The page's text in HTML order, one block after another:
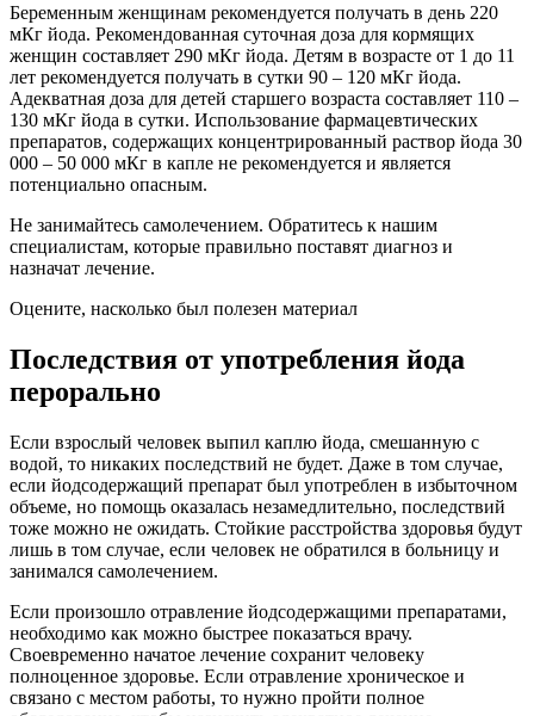
Беременным женщинам рекомендуется получать в день 220
мКг йода. Рекомендованная суточная доза для кормящих
женщин составляет 290 мКг йода. Детям в возрасте от 1 до 11
лет рекомендуется получать в сутки 90 – 120 мКг йода.
Адекватная доза для детей старшего возраста составляет 110 –
130 мКг йода в сутки. Использование фармацевтических
препаратов, содержащих концентрированный раствор йода 30
000 – 50 000 мКг в капле не рекомендуется и является
потенциально опасным.
Не занимайтесь самолечением. Обратитесь к нашим
специалистам, которые правильно поставят диагноз и
назначат лечение.
Оцените, насколько был полезен материал
Последствия от употребления йода
перорально
Если взрослый человек выпил каплю йода, смешанную с
водой, то никаких последствий не будет. Даже в том случае,
если йодсодержащий препарат был употреблен в избыточном
объеме, но помощь оказалась незамедлительно, последствий
тоже можно не ожидать. Стойкие расстройства здоровья будут
лишь в том случае, если человек не обратился в больницу и
занимался самолечением.
Если произошло отравление йодсодержащими препаратами,
необходимо как можно быстрее показаться врачу.
Своевременно начатое лечение сохранит человеку
полноценное здоровье. Если отравление хроническое и
связано с местом работы, то нужно пройти полное